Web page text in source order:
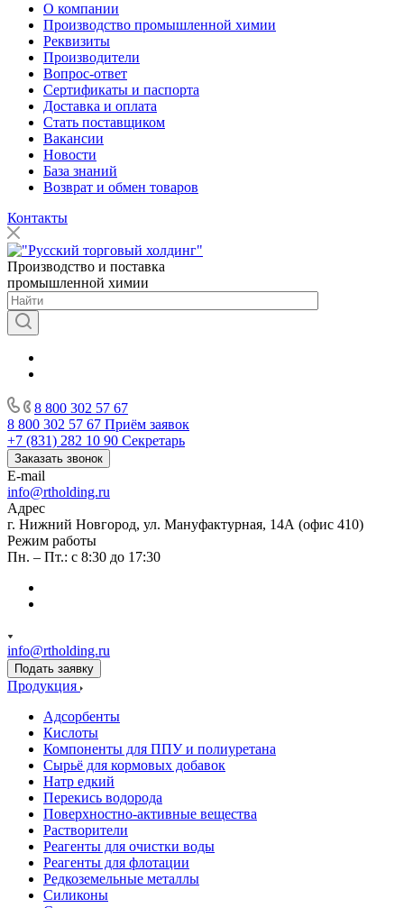
О компании
Производство промышленной химии
Реквизиты
Производители
Вопрос-ответ
Сертификаты и паспорта
Доставка и оплата
Стать поставщиком
Вакансии
Новости
База знаний
Возврат и обмен товаров
Контакты
Производство и поставка
промышленной химии
8 800 302 57 67
8 800 302 57 67 Приём заявок
+7 (831) 282 10 90 Секретарь
Заказать звонок
E-mail
info@rtholding.ru
Адрес
г. Нижний Новгород, ул. Мануфактурная, 14А (офис 410)
Режим работы
Пн. – Пт.: с 8:30 до 17:30
info@rtholding.ru
Подать заявку
Продукция
Адсорбенты
Кислоты
Компоненты для ППУ и полиуретана
Сырьё для кормовых добавок
Натр едкий
Перекись водорода
Поверхностно-активные вещества
Растворители
Реагенты для очистки воды
Реагенты для флотации
Редкоземельные металлы
Силиконы